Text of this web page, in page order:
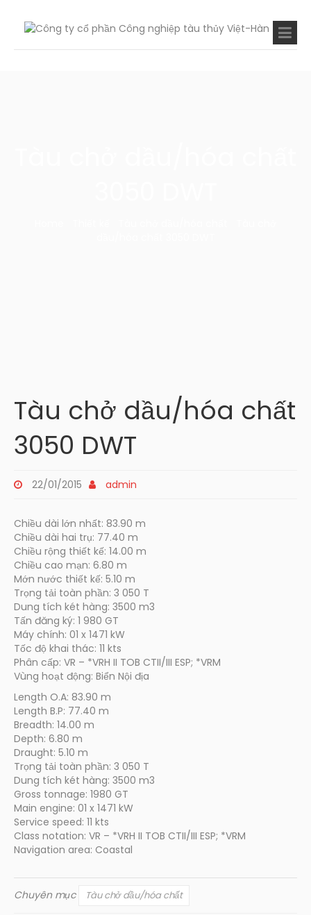
Tàu chở dầu/hóa chất
3050 DWT
22/01/2015 admin
Chiều dài lớn nhất: 83.90 m
Chiều dài hai trụ: 77.40 m
Chiều rộng thiết kế: 14.00 m
Chiều cao mạn: 6.80 m
Mớn nước thiết kế: 5.10 m
Trọng tải toàn phần: 3 050 T
Dung tích két hàng: 3500 m3
Tấn đăng ký: 1 980 GT
Máy chính: 01 x 1471 kW
Tốc độ khai thác: 11 kts
Phân cấp: VR – *VRH II TOB CTII/III ESP; *VRM
Vùng hoạt động: Biển Nội địa
Length O.A: 83.90 m
Length B.P: 77.40 m
Breadth: 14.00 m
Depth: 6.80 m
Draught: 5.10 m
Trọng tải toàn phần: 3 050 T
Dung tích két hàng: 3500 m3
Gross tonnage: 1980 GT
Main engine: 01 x 1471 kW
Service speed: 11 kts
Class notation: VR – *VRH II TOB CTII/III ESP; *VRM
Navigation area: Coastal
Chuyên mục Tàu chở dầu/hóa chất